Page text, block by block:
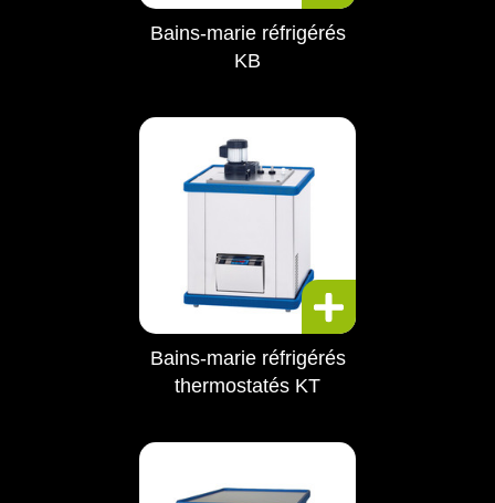
Bains-marie réfrigérés
KB
Bains-marie réfrigérés
thermostatés KT